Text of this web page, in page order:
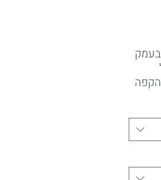
החווה יושבת בגובה של 1600 מטר
עוד